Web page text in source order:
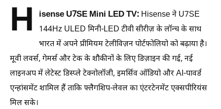
H isense U7SE Mini LED TV: Hisense ने U7SE
144Hz ULED मिनी-LED टीवी सीरीज़ के लॉन्च के साथ
भारत में अपने प्रीमियम टेलीविज़न पोर्टफोलियो को बढ़ाया है।
मूवी लवर्स, गेमर्स और टेक के शौकीनों के लिए डिज़ाइन की गई, नई
लाइनअप में लेटेस्ट डिस्प्ले टेक्नोलॉजी, इमर्सिव ऑडियो और AI-पावर्ड
एन्हांसमेंट शामिल हैं ताकि फ्लैगशिप-लेवल का एंटरटेनमेंट एक्सपीरियंस
मिल सके।